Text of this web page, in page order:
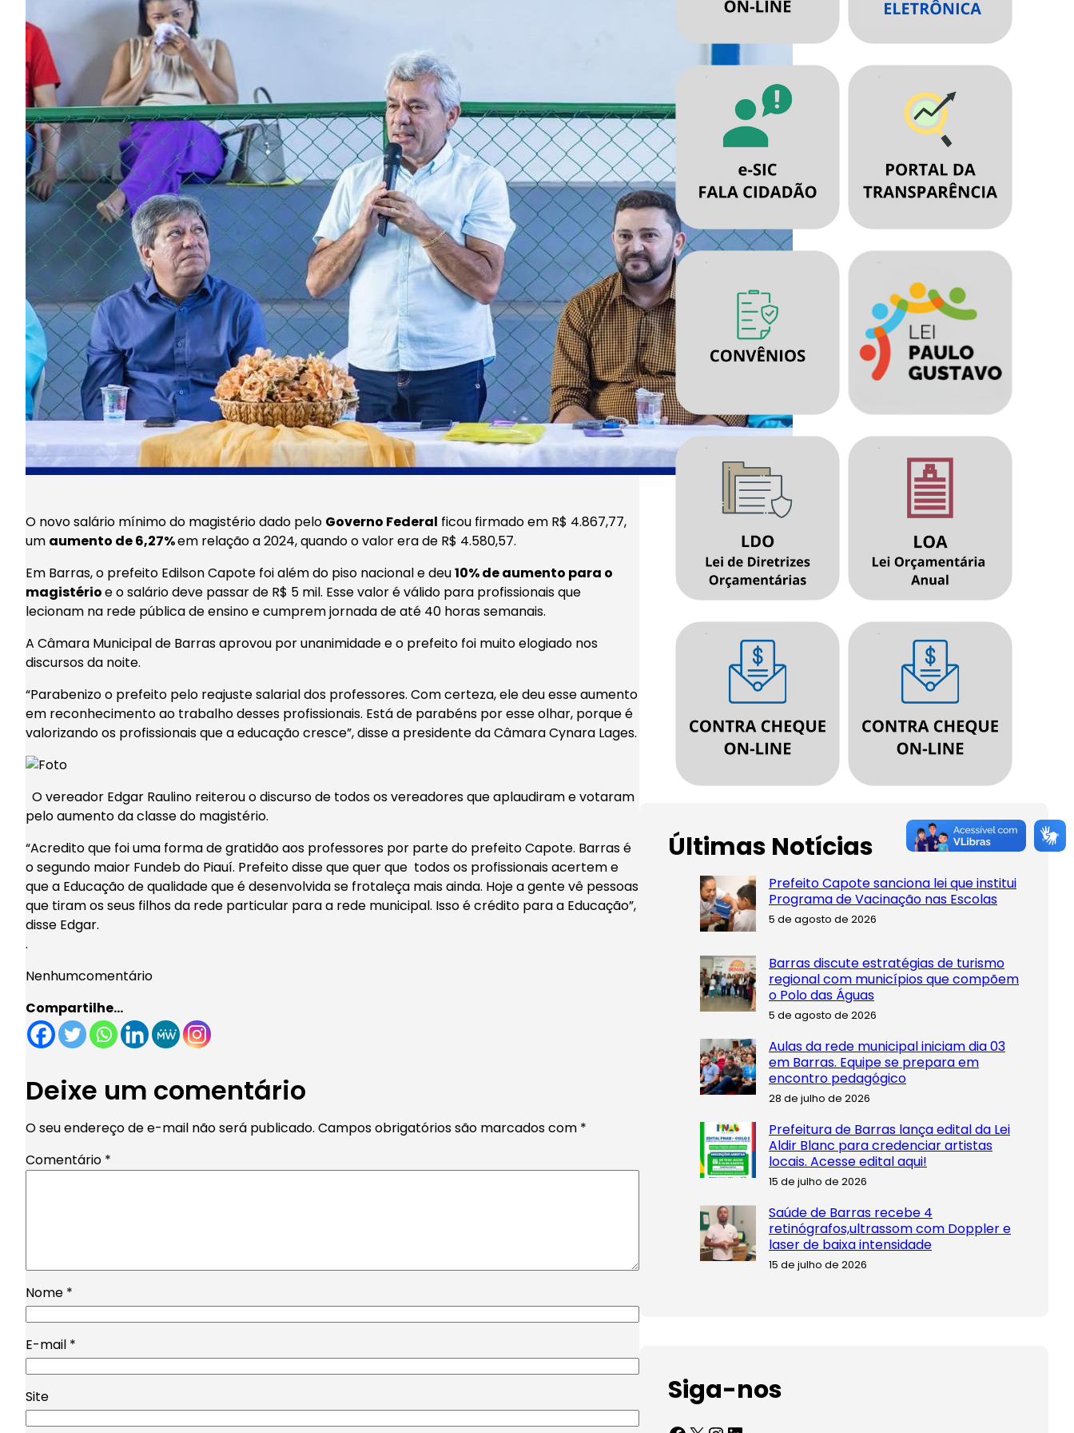
O novo salário mínimo do magistério dado pelo Governo Federal ficou firmado em R$ 4.867,77,
um aumento de 6,27%em relação a 2024, quando o valor era de R$ 4.580,57.
Em Barras, o prefeito Edilson Capote foi além do piso nacional e deu10% de aumento para o
magistérioe o salário deve passar de R$ 5 mil. Esse valor é válido para profissionais que
lecionam na rede pública de ensino e cumprem jornada de até 40 horas semanais.
A Câmara Municipal de Barras aprovou por unanimidade e o prefeito foi muito elogiado nos
discursos da noite.
“Parabenizo o prefeito pelo reajuste salarial dos professores. Com certeza, ele deu esse aumento
em reconhecimento ao trabalho desses profissionais. Está de parabéns por esse olhar, porque é
valorizando os profissionais que a educação cresce”, disse a presidente da Câmara Cynara Lages.
O vereador Edgar Raulino reiterou o discurso de todos os vereadores que aplaudiram e votaram
pelo aumento da classe do magistério.
“Acredito que foi uma forma de gratidão aos professores por parte do prefeito Capote. Barras é
o segundo maior Fundeb do Piauí. Prefeito disse que quer que todos os profissionais acertem e
que a Educação de qualidade que é desenvolvida se frotaleça mais ainda. Hoje a gente vê pessoas
que tiram os seus filhos da rede particular para a rede municipal. Isso é crédito para a Educação”,
disse Edgar.
.
Nenhumcomentário
Compartilhe…
Deixe um comentário
O seu endereço de e-mail não será publicado. Campos obrigatórios são marcados com *
Comentário *
Nome *
E-mail *
Site
Últimas Notícias
Prefeito Capote sanciona lei que institui
Programa de Vacinação nas Escolas
5 de agosto de 2026
Barras discute estratégias de turismo
regional com municípios que compõem
o Polo das Águas
5 de agosto de 2026
Aulas da rede municipal iniciam dia 03
em Barras. Equipe se prepara em
encontro pedagógico
28 de julho de 2026
Prefeitura de Barras lança edital da Lei
Aldir Blanc para credenciar artistas
locais. Acesse edital aqui!
15 de julho de 2026
Saúde de Barras recebe 4
retinógrafos,ultrassom com Doppler e
laser de baixa intensidade
15 de julho de 2026
Siga-nos